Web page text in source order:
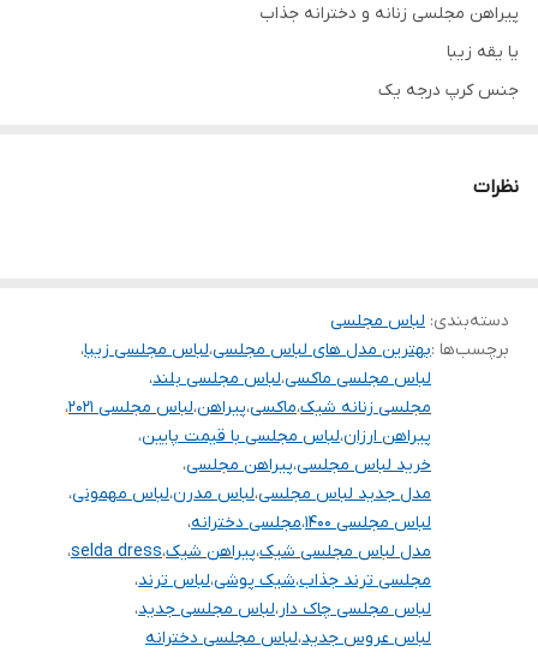
پیراهن مجلسی زنانه و دخترانه جذاب
یا یقه زيبا
جنس کرپ درجه یک
۰۹۰۵۳۷۷۴۹۵۷
دوستان عزیز در هنگام انتخاب مدل دقت کنید مشخصات لباس ها زیر
آنها درج شده است چون این سایت امکان مرجوع ندارد و فقط امکان
تعویض سایز دارد.
نظرات
دسته‌بندی: لباس مجلسی
برچسب‌ها :بهترین مدل های لباس مجلسی،لباس مجلسی زیبا،
لباس مجلسی ماکسی،لباس مجلسی بلند،
مجلسی زنانه شیک،ماکسی،پیراهن،لباس مجلسی ۲۰۲۱
،
پیراهن ارزان،لباس مجلسی با قیمت پایین،
خرید لباس مجلسی،پیراهن مجلسی،
مدل جدید لباس مجلسی،لباس مدرن،لباس مهمونی،
لباس مجلسی ۱۴۰۰
،مجلسی دخترانه،
مدل لباس مجلسی شیک،پیراهن شیک،selda dress،
مجلسی ترند جذاب،شیک پوشی،لباس ترند،
لباس مجلسی چاک دار،لباس مجلسی جدید،
لباس عروس جدید،لباس مجلسی دخترانه